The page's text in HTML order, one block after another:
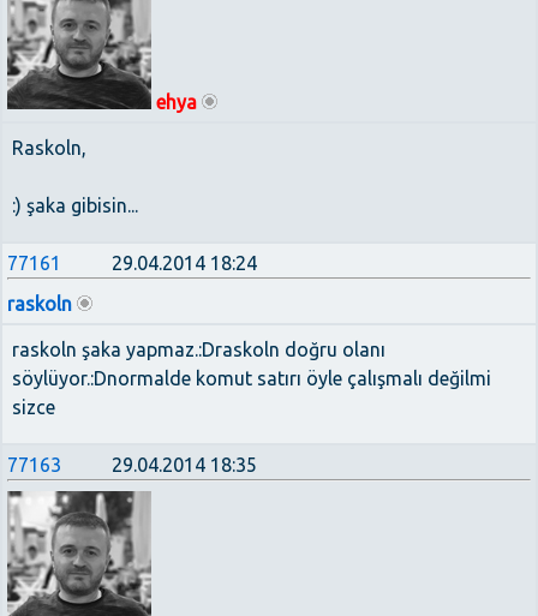
ehya
Raskoln,
:) şaka gibisin...
77161
29.04.2014 18:24
raskoln
raskoln şaka yapmaz.:Draskoln doğru olanı
söylüyor.:Dnormalde komut satırı öyle çalışmalı değilmi
sizce
77163 29.04.2014 18:35